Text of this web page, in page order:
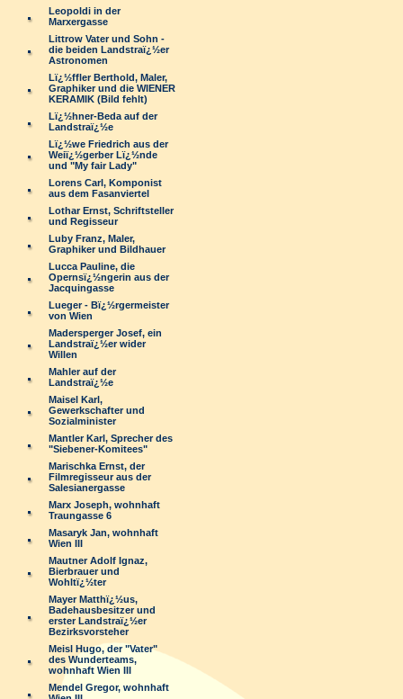
Leopoldi in der
Marxergasse
Littrow Vater und Sohn -
die beiden Landstraï¿½er
Astronomen
Lï¿½ffler Berthold, Maler,
Graphiker und die WIENER
KERAMIK (Bild fehlt)
Lï¿½hner-Beda auf der
Landstraï¿½e
Lï¿½we Friedrich aus der
Weiï¿½gerber Lï¿½nde
und "My fair Lady"
Lorens Carl, Komponist
aus dem Fasanviertel
Lothar Ernst, Schriftsteller
und Regisseur
Luby Franz, Maler,
Graphiker und Bildhauer
Lucca Pauline, die
Opernsï¿½ngerin aus der
Jacquingasse
Lueger - Bï¿½rgermeister
von Wien
Madersperger Josef, ein
Landstraï¿½er wider
Willen
Mahler auf der
Landstraï¿½e
Maisel Karl,
Gewerkschafter und
Sozialminister
Mantler Karl, Sprecher des
"Siebener-Komitees"
Marischka Ernst, der
Filmregisseur aus der
Salesianergasse
Marx Joseph, wohnhaft
Traungasse 6
Masaryk Jan, wohnhaft
Wien III
Mautner Adolf Ignaz,
Bierbrauer und
Wohltï¿½ter
Mayer Matthï¿½us,
Badehausbesitzer und
erster Landstraï¿½er
Bezirksvorsteher
Meisl Hugo, der "Vater"
des Wunderteams,
wohnhaft Wien III
Mendel Gregor, wohnhaft